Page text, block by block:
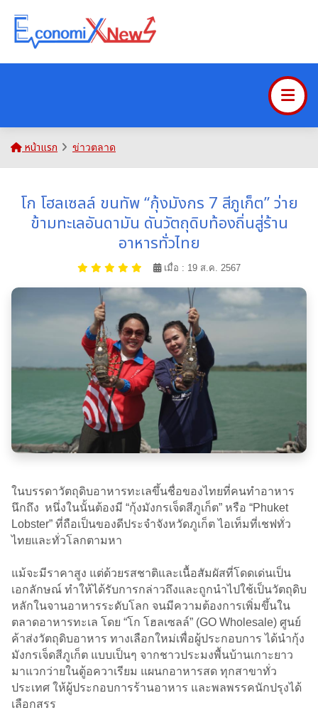
หน้าแรก ข่าวตลาด
โก โฮลเซลล์ ขนทัพ “กุ้งมังกร 7 สีภูเก็ต” ว่าย
ข้ามทะเลอันดามัน ดันวัตถุดิบท้องถิ่นสู่ร้าน
อาหารทั่วไทย
เมื่อ : 19 ส.ค. 2567
ในบรรดาวัตถุดิบอาหารทะเลขึ้นชื่อของไทยที่คนทำอาหาร
นึกถึง หนึ่งในนั้นต้องมี “กุ้งมังกรเจ็ดสีภูเก็ต” หรือ “Phuket
Lobster” ที่ถือเป็นของดีประจำจังหวัดภูเก็ต ไอเท็มที่เชฟทั่ว
ไทยและทั่วโลกตามหา
แม้จะมีราคาสูง แต่ด้วยรสชาติและเนื้อสัมผัสที่โดดเด่นเป็น
เอกลักษณ์ ทำให้ได้รับการกล่าวถึงและถูกนำไปใช้เป็นวัตถุดิบ
หลักในจานอาหารระดับโลก จนมีความต้องการเพิ่มขึ้นใน
ตลาดอาหารทะเล โดย “โก โฮลเซลล์” (GO Wholesale) ศูนย์
ค้าส่งวัตถุดิบอาหาร ทางเลือกใหม่เพื่อผู้ประกอบการ ได้นำกุ้ง
มังกรเจ็ดสีภูเก็ต แบบเป็นๆ จากชาวประมงพื้นบ้านเกาะยาว
มาแวกว่ายในตู้อควาเรียม แผนกอาหารสด ทุกสาขาทั่ว
ประเทศ ให้ผู้ประกอบการร้านอาหาร และพลพรรคนักปรุงได้
เลือกสรร